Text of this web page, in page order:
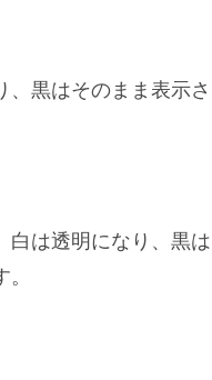
、黒はそのまま表示さ
白は透明になり、黒は